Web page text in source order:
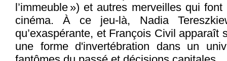
l’immeuble ») et autres merveilles qui
cinéma. À ce jeu-là, Nadia
qu’exaspérante, et François Civil apparaît
une forme d'invertébration dans un